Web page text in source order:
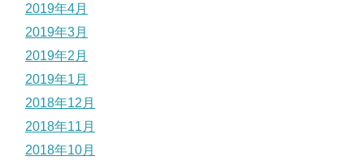
2019年4月
2019年3月
2019年2月
2019年1月
2018年12月
2018年11月
2018年10月